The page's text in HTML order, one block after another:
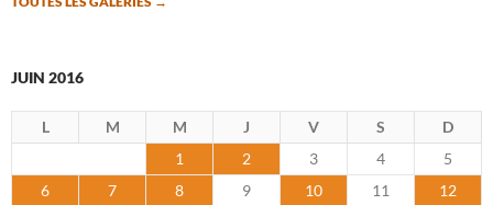
JUIN 2016
L M M J V S
D
1
2 3 4
5
6
7 8 9 10 11
12